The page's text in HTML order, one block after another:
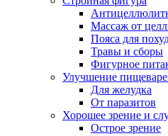
Массаж от
Пояса для
Травы и сборы
Фигурное
Улучшение
Для желудка
От паразитов
Хорошее зрение и
Острое зрение